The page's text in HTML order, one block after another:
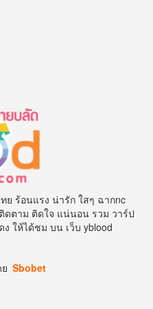
ย ร้อนแรง น่ารัก ใสๆ ฉากnc
ดตาม ติดใจ แน่นอน รวม วาร์ป
ให้ได้ชม บน เว็บ yblood
Sbobet